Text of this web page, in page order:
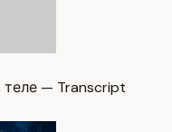
— Transcript